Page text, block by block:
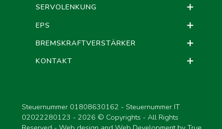
SERVOLENKUNG
EPS
BREMSKRAFTVERSTÄRKER
KONTAKT
Steuernummer 01808630162 - Steuernummer IT
02022280123 - 2026 © Copyrights - All Rights